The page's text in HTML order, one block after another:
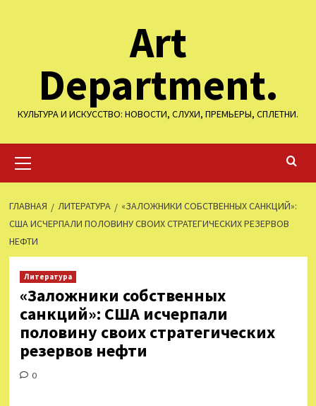
Art
Department.
КУЛЬТУРА И ИСКУССТВО: НОВОСТИ, СЛУХИ, ПРЕМЬЕРЫ, СПЛЕТНИ.
меню
ГЛАВНАЯ ЛИТЕРАТУРА
«ЗАЛОЖНИКИ СОБСТВЕННЫХ САНКЦИЙ»:
США ИСЧЕРПАЛИ ПОЛОВИНУ СВОИХ СТРАТЕГИЧЕСКИХ РЕЗЕРВОВ
НЕФТИ
Литература
«Заложники собственных
санкций»: США исчерпали
половину своих стратегических
резервов нефти
0